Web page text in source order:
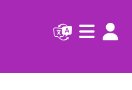
pagina)
Navigatie